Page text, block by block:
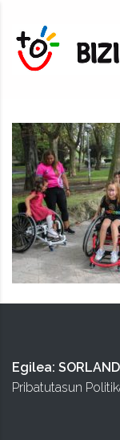
Egilea:
Pribatutasun